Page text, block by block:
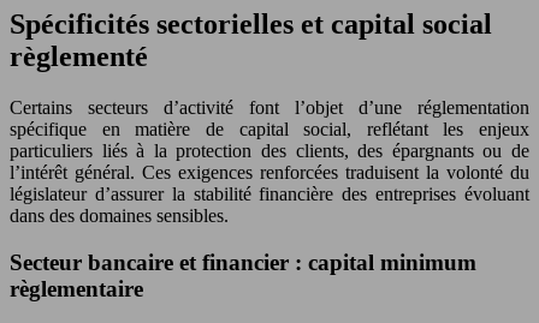
Spécificités sectorielles et capital social
règlementé
Certains secteurs d’activité font l’objet d’une réglementation
spécifique en matière de capital social, reflétant les enjeux
particuliers liés à la protection des clients, des épargnants ou de
l’intérêt général. Ces exigences renforcées traduisent la volonté du
législateur d’assurer la stabilité financière des entreprises évoluant
dans des domaines sensibles.
Secteur bancaire et financier : capital minimum
règlementaire